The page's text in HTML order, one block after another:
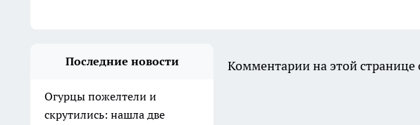
Последние новости
Огурцы пожелтели и
скрутились: нашла две
Комментарии на этой